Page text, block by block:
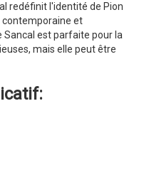
redéfinit l'identité de Pion
contemporaine et
Sancal est parfaite pour la
mais elle peut être